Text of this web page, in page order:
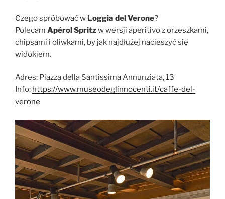
Czego spróbować w Loggia del Verone?
Polecam Apérol Spritzw wersji aperitivo z orzeszkami,
chipsami i oliwkami, by jak najdłużej nacieszyć się
widokiem.
Adres: Piazza della Santissima Annunziata, 13
Info: https://www.museodeglinnocenti.it/caffe-del-
verone